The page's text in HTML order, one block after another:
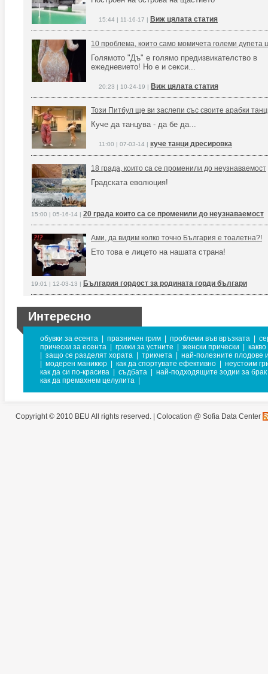
15:44 | 11-16-17 | Виж цялата статия
10 проблема, които само момичета големи дупета
Голямото "Дъ" е голямо предизвикателство в
ежедневието! Но е и секси...
20:23 | 10-24-19 | Виж цялата статия
Този Питбул ще ви заслепи със своите арабки
Куче да танцува - да бе да...
11:00 | 07-03-14 | куче танци дресировка
18 града, които са се променили до неузнаваемост
Градската еволюция!
15:00 | 05-16-14 | 20 града които са се променили до неузнаваемост
Ами, да видим колко точно България е тоалетна?!
Ето това е лицето на нашата страна!
19:01 | 12-03-13 | България гордост за родината горди българи
Интересно
обувки за есента празничен грим проблеми във връзката
прически за есента
грижи за устните женски прически
защо се разделят хората трикчета
най-полезните плодове
модерен маникюр как да спортувате ефективно
неустоим
как да си по-красива
съдбата
най-подходящите зодии за брак
как да премахнем целулита
Copyright © 2010 BEU All rights reserved. | Colocation @ Sofia Data Center